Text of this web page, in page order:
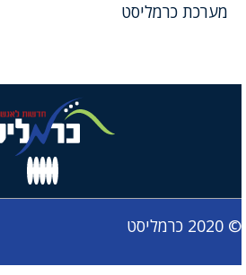
מערכת כרמליסט
© 2020 כרמליסט